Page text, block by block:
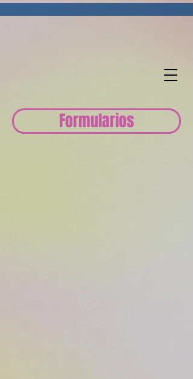
Formularios